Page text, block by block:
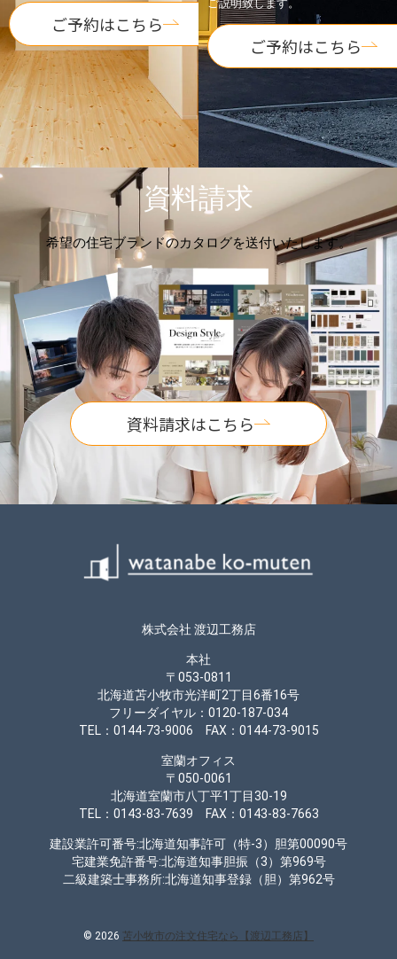
ご予約はこちら
ご説明致します。
ご予約はこちら
資料請求
希望の住宅ブランドのカタログを送付いたします。
資料請求はこちら
株式会社 渡辺工務店
本社
〒053-0811
北海道苫小牧市光洋町2丁目6番16号
フリーダイヤル：0120-187-034
TEL：0144-73-9006 FAX：0144-73-9015
室蘭オフィス
〒050-0061
北海道室蘭市八丁平1丁目30-19
TEL：0143-83-7639 FAX：0143-83-7663
建設業許可番号:北海道知事許可（特-3）胆第00090号
宅建業免許番号:北海道知事胆振（3）第969号
二級建築士事務所:北海道知事登録（胆）第962号
© 2026 苫小牧市の注文住宅なら【渡辺工務店】